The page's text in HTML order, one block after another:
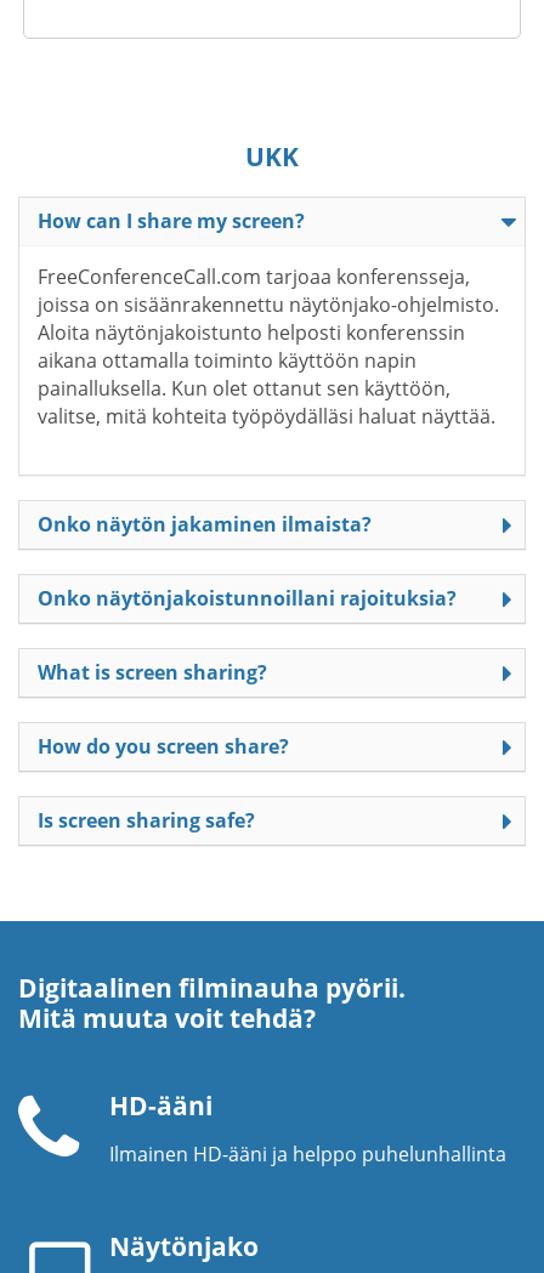
UKK
How can I share my screen?
FreeConferenceCall.com tarjoaa konferensseja,
joissa on sisäänrakennettu näytönjako-ohjelmisto.
Aloita näytönjakoistunto helposti konferenssin
aikana ottamalla toiminto käyttöön napin
painalluksella. Kun olet ottanut sen käyttöön,
valitse, mitä kohteita työpöydälläsi haluat näyttää.
Onko näytön jakaminen ilmaista?
Onko näytönjakoistunnoillani rajoituksia?
What is screen sharing?
How do you screen share?
Is screen sharing safe?
Digitaalinen filminauha pyörii.
Mitä muuta voit tehdä?
HD-ääni
Ilmainen HD-ääni ja helppo puhelunhallinta
Näytönjako